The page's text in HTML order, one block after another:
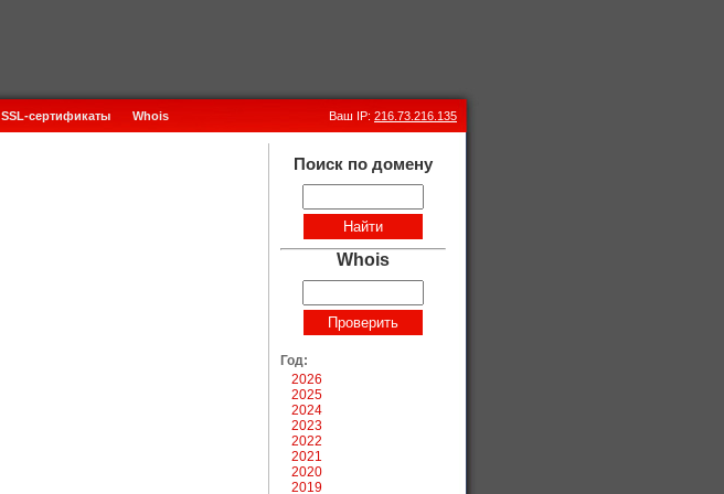
SSL-сертификаты Whois Ваш IP: 216.73.216.135
Поиск по домену
Whois
Год:
2026
2025
2024
2023
2022
2021
2020
2019